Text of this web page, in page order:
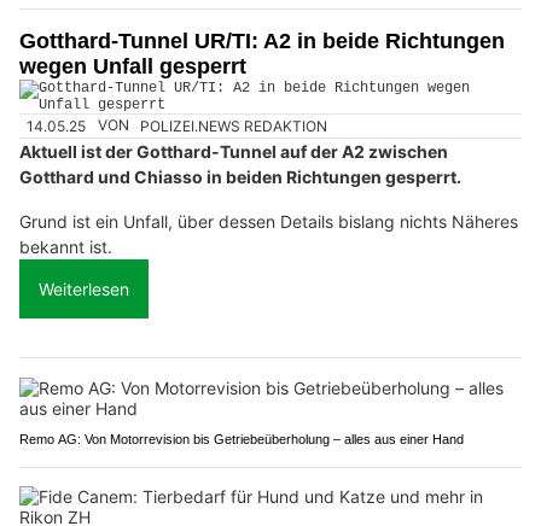
Gotthard-Tunnel UR/TI: A2 in beide Richtungen
wegen Unfall gesperrt
14.05.25 VON POLIZEI.NEWS REDAKTION
Aktuell ist der Gotthard-Tunnel auf der A2 zwischen
Gotthard und Chiasso in beiden Richtungen gesperrt.
Grund ist ein Unfall, über dessen Details bislang nichts Näheres
bekannt ist.
Weiterlesen
Remo AG: Von Motorrevision bis Getriebeüberholung – alles aus einer Hand